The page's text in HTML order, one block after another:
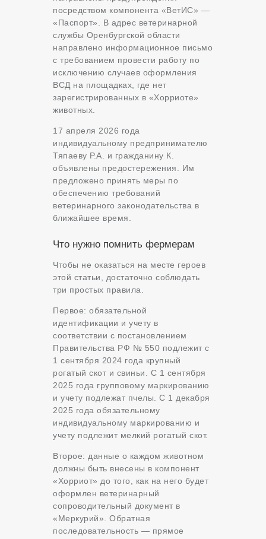
посредством компонента «ВетИС» —
«Паспорт». В адрес ветеринарной
службы Оренбургской области
направлено информационное письмо
с требованием провести работу по
исключению случаев оформления
ВСД на площадках, где нет
зарегистрированных в «Хорриоте»
животных.
17 апреля 2026 года
индивидуальному предпринимателю
Тяпаеву Р.А. и гражданину К.
объявлены предостережения. Им
предложено принять меры по
обеспечению требований
ветеринарного законодательства в
ближайшее время.
Что нужно помнить фермерам
Чтобы не оказаться на месте героев
этой статьи, достаточно соблюдать
три простых правила.
Первое: обязательной
идентификации и учету в
соответствии с постановлением
Правительства РФ № 550 подлежит с
1 сентября 2024 года крупный
рогатый скот и свиньи. С 1 сентября
2025 года групповому маркированию
и учету подлежат пчелы. С 1 декабря
2025 года обязательному
индивидуальному маркированию и
учету подлежит мелкий рогатый скот.
Второе: данные о каждом животном
должны быть внесены в компонент
«Хорриот» до того, как на него будет
оформлен ветеринарный
сопроводительный документ в
«Меркурий». Обратная
последовательность — прямое